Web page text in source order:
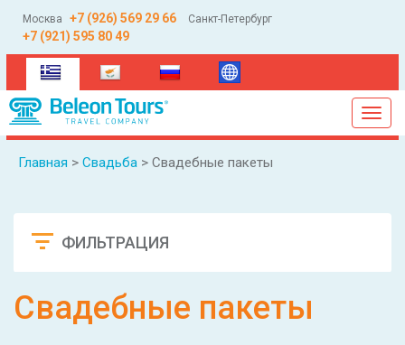
Москва +7 (926) 569 29 66 Санкт-Петербург
+7 (921) 595 80 49
(current)
Главная > Свадьба > Свадебные пакеты
ФИЛЬТРАЦИЯ
Свадебные пакеты